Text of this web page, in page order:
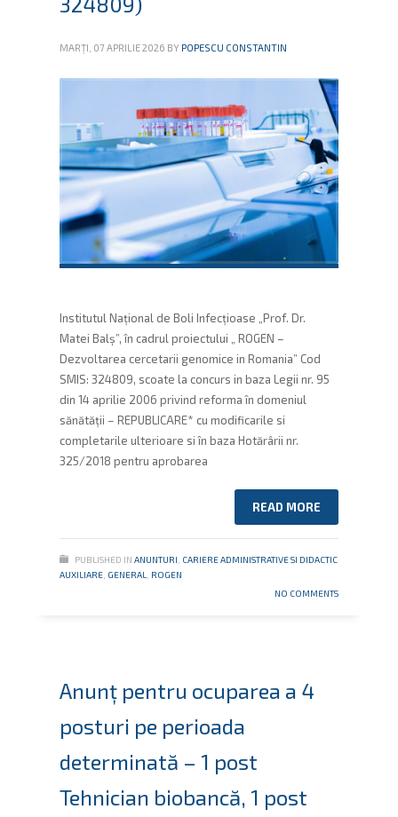
MARȚI, 07 APRILIE 2026 BY POPESCU CONSTANTIN
Institutul Naţional de Boli Infecţioase „Prof. Dr.
Matei Balş”, în cadrul proiectului „ ROGEN –
Dezvoltarea cercetarii genomice in Romania” Cod
SMIS: 324809, scoate la concurs in baza Legii nr. 95
din 14 aprilie 2006 privind reforma în domeniul
sănătăţii – REPUBLICARE* cu modificarile si
completarile ulterioare si în baza Hotărârii nr.
325/2018 pentru aprobarea
READ MORE
PUBLISHED IN ANUNTURI CARIERE ADMINISTRATIVE SI DIDACTIC
AUXILIARE GENERAL
ROGEN
NO COMMENTS
Anunț pentru ocuparea a 4
posturi pe perioada
determinată – 1 post
Tehnician biobancă, 1 post